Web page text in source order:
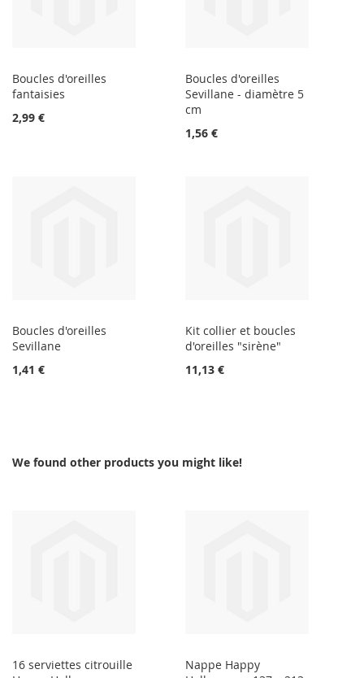
Boucles d'oreilles
fantaisies
2,99 €
Boucles d'oreilles
Sevillane - diamètre 5
cm
1,56 €
Boucles d'oreilles
Sevillane
1,41 €
Kit collier et boucles
d'oreilles "sirène"
11,13 €
We found other products you might like!
16 serviettes citrouille
Nappe Happy